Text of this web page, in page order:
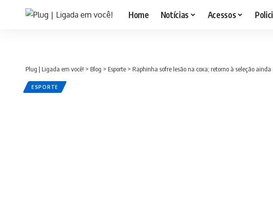
Home Notícias Acessos
Plug | Ligada em você! > Blog > Esporte > Raphinha sofre lesão na coxa; retorno à seleção ainda
ESPORTE